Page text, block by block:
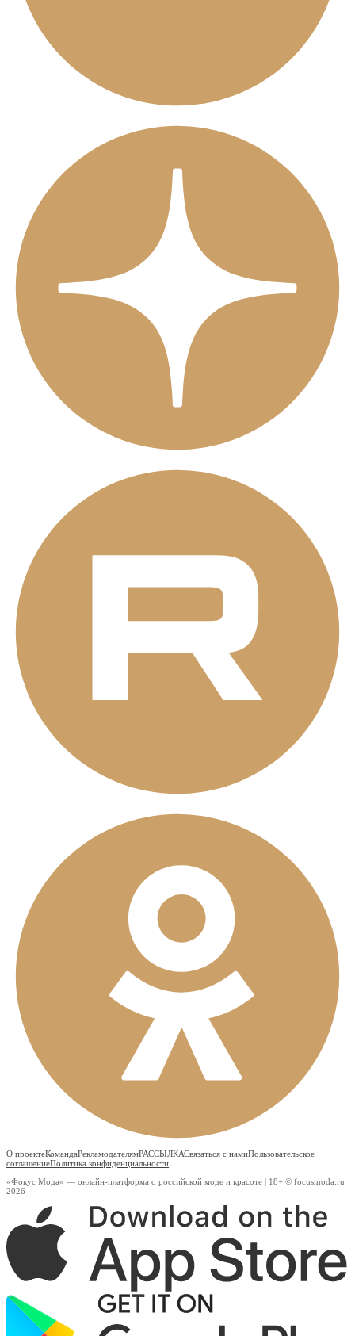
О проектеКомандаРекламодателямРАССЫЛКАСвязаться с намиПользовательское
соглашениеПолитика конфиденциальности
«Фокус Мода» — онлайн-платформа о российской моде и красоте | 18+ © focusmoda.ru
2026